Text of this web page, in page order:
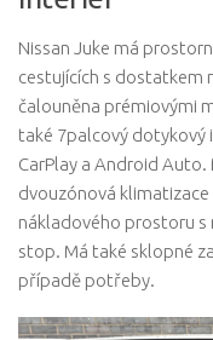
Nissan Juke má
cestujících s dostatkem
čalouněna prémiovými
také 7palcový dotykový
CarPlay a Android
dvouzónová
nákladového prostoru s
stop. Má také sklopné
případě potřeby.